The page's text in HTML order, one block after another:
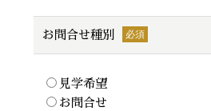
お問合せ種別
見学希望
お問合せ